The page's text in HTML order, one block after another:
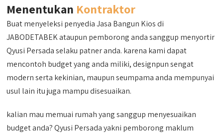
Menentukan Kontraktor
Buat menyeleksi penyedia Jasa Bangun Kios di
JABODETABEK ataupun pemborong anda sanggup menyortir
Qyusi Persada selaku patner anda. karena kami dapat
mencontoh budget yang anda miliki, designpun sengat
modern serta kekinian, maupun seumpama anda mempunyai
usul lain itu juga mampu disesuaikan.
kalian mau memuai rumah yang sanggup menyesuaikan
budget anda? Qyusi Persada yakni pemborong maklum